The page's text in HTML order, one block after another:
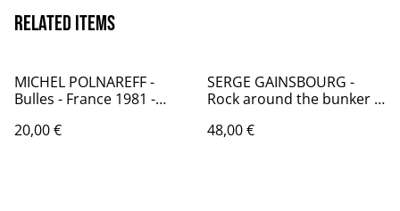
Related items
MICHEL POLNAREFF -
Bulles - France 1981 -
364
20,00 €
SERGE GAINSBOURG -
Rock around the bunker -
PHILIPS 6325 195
48,00 €